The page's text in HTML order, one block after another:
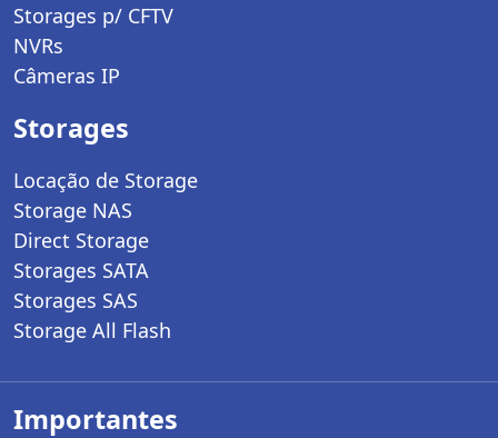
Storages p/ CFTV
NVRs
Câmeras IP
Storages
Locação de Storage
Storage NAS
Direct Storage
Storages SATA
Storages SAS
Storage All Flash
Importantes